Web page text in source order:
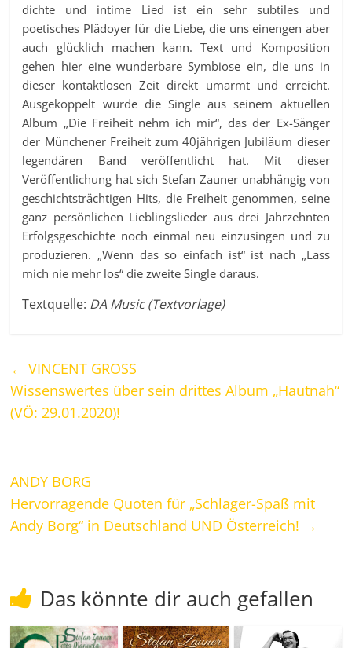
dichte und intime Lied ist ein sehr subtiles und
poetisches Plädoyer für die Liebe, die uns einengen aber
auch glücklich machen kann. Text und Komposition
gehen hier eine wunderbare Symbiose ein, die uns in
dieser kontaktlosen Zeit direkt umarmt und erreicht.
Ausgekoppelt wurde die Single aus seinem aktuellen
Album „Die Freiheit nehm ich mir“, das der Ex-Sänger
der Münchener Freiheit zum 40jährigen Jubiläum dieser
legendären Band veröffentlicht hat. Mit dieser
Veröffentlichung hat sich Stefan Zauner unabhängig von
geschichtsträchtigen Hits, die Freiheit genommen, seine
ganz persönlichen Lieblingslieder aus drei Jahrzehnten
Erfolgsgeschichte noch einmal neu einzusingen und zu
produzieren. „Wenn das so einfach ist“ ist nach „Lass
mich nie mehr los“ die zweite Single daraus.
Textquelle: DA Music (Textvorlage)
← VINCENT GROSS
Wissenswertes über sein drittes Album „Hautnah“
(VÖ: 29.01.2020)!
ANDY BORG
Hervorragende Quoten für „Schlager-Spaß mit
Andy Borg“ in Deutschland UND Österreich! →
Das könnte dir auch gefallen